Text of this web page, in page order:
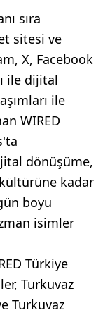
sıra
sitesi ve
X, Facebook
ile dijital
ile
WIRED
dönüşüme,
kadar
boyu
isimler
Türkiye
Turkuvaz
Turkuvaz